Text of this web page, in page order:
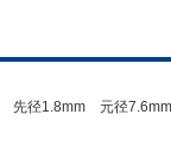
径1.8mm 元径7.6mm